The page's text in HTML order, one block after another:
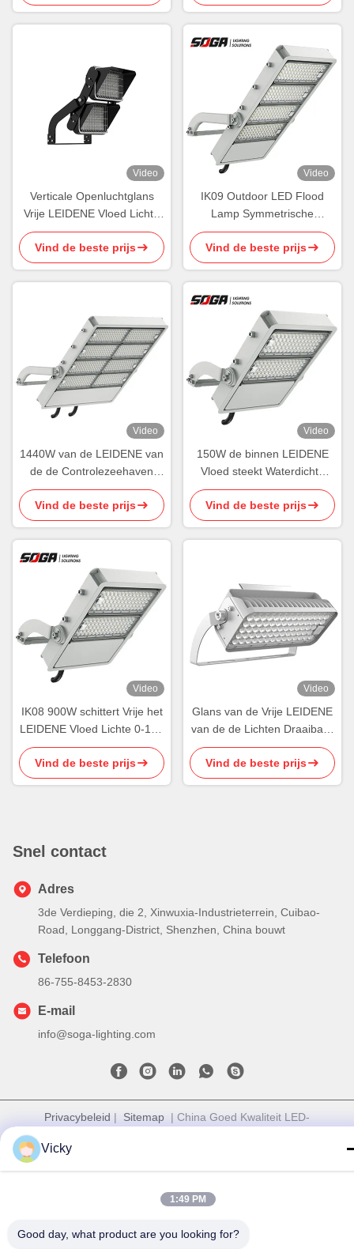
Video
Verticale Openluchtglans
Vrije LEIDENE Vloed Lichte
Horizontale Asymmetrische
Minimummorserij
Vind de beste prijs
Video
IK09 Outdoor LED Flood
Lamp Symmetrische
Basketbalveld Flood Lights
Vind de beste prijs
Video
1440W van de LEIDENE van
de de Controlezeehaven
Sportenschijnwerperverlichting
DMX RGB LEIDENE
Vloedlichten
Vind de beste prijs
Video
150W de binnen LEIDENE
Vloed steekt Waterdichte
Glans Vrije 175lm/W Hoge
Mast Pool aan
Vind de beste prijs
Video
IK08 900W schittert Vrije het
LEIDENE Vloed Lichte 0-10V
horizontaal Draaibaar
Verduisteren
Vind de beste prijs
Video
Glans van de Vrije LEIDENE
van de de Lichten Draaibare
Tennisbaan Sportenvloed de
Vloedlichten 150W
Vind de beste prijs
Snel contact
Adres
3de Verdieping, die 2, Xinwuxia-Industrieterrein, Cuibao-
Road, Longgang-District, Shenzhen, China bouwt
Telefoon
86-755-8453-2830
E-mail
info@soga-lighting.com
Privacybeleid | Sitemap | China Goed Kwaliteit LED-
sportverlichting voor buiten Auteursrecht © 2023-2026 Shenzhen
SOGA Lighting Co., Ltd. Allemaal. Alle rechten voorbehouden.
Vicky
1:49 PM
Good day, what product are you looking for?